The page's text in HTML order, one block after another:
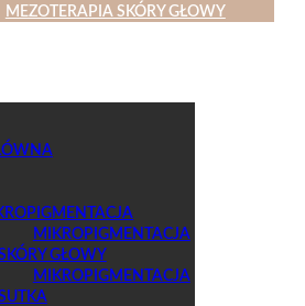
MEZOTERAPIA SKÓRY GŁOWY
MIKROPIGMENTACJA
GŁOWY
MIKROPIGMENTACJA